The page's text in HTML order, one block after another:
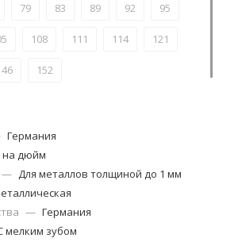
79 83 89 92 95
108 111 114 121
152
Германия
на дюйм
— Для металлов толщиной до 1 мм
— Германия
мелким зубом